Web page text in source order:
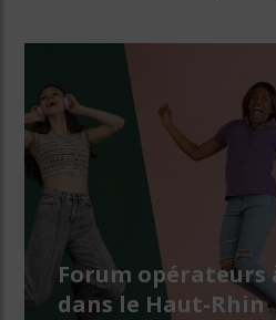
Forum opérateurs
dans le Haut-Rhin